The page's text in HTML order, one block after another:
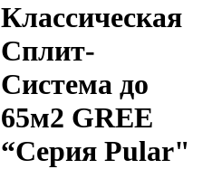
Классическая
Сплит-
Система до
65м2 GREE
“Серия Pular"